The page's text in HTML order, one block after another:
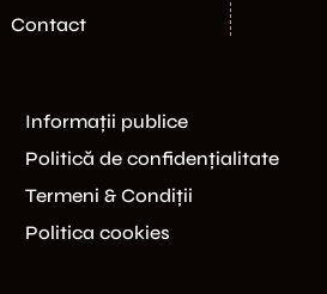
Contact
Informații publice
Politică de confidențialitate
Termeni & Condiții
Politica cookies